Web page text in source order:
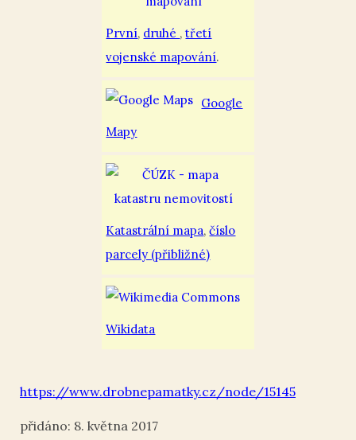
První, druhé ,třetí
vojenské mapování.
Google
Mapy
Katastrální mapa,číslo
parcely (přibližné)
Wikidata
https://www.drobnepamatky.cz/node/15145
8. května 2017